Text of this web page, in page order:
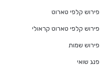
פירוש קלפי טארוט
פירוש קלפי טארוט קראולי
פירוש שמות
פנג שואי